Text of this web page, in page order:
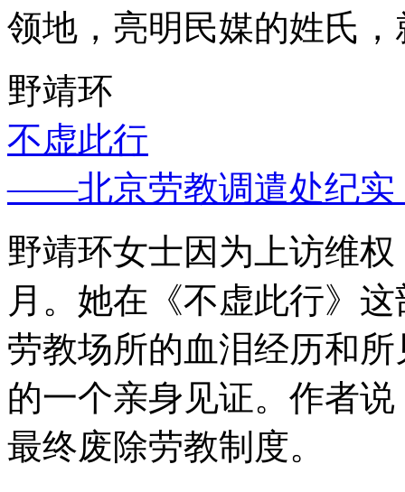
领地，亮明民媒的姓氏
野靖环
不虚此行
——北京劳教调遣处纪实
野靖环女士因为上访维
月。她在《不虚此行》
劳教场所的血泪经历和
的一个亲身见证。作者
最终废除劳教制度。